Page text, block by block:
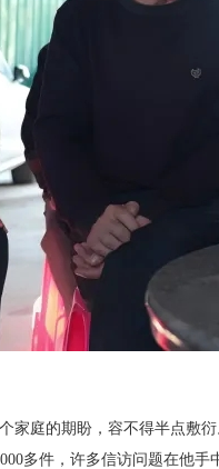
家庭的期盼，容不得半点敷
多件，许多信访问题在他